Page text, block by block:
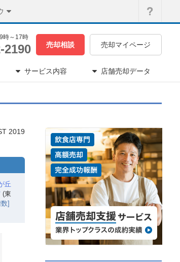
時～17時
2190 売却相談 売却マイページ
サービス内容 店舗売却データ
2019
丘
(東
]